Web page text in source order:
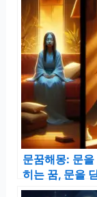
문꿈해몽: 문
히는 꿈, 문을